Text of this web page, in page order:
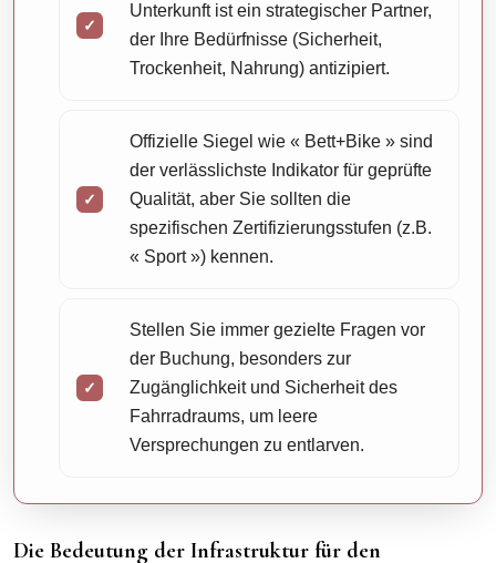
Unterkunft ist ein strategischer Partner,
der Ihre Bedürfnisse (Sicherheit,
Trockenheit, Nahrung) antizipiert.
Offizielle Siegel wie « Bett+Bike » sind
der verlässlichste Indikator für geprüfte
Qualität, aber Sie sollten die
spezifischen Zertifizierungsstufen (z.B.
« Sport ») kennen.
Stellen Sie immer gezielte Fragen vor
der Buchung, besonders zur
Zugänglichkeit und Sicherheit des
Fahrradraums, um leere
Versprechungen zu entlarven.
Die Bedeutung der Infrastruktur für den